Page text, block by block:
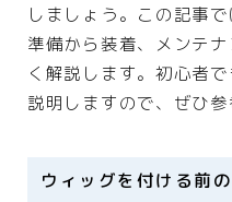
ポイントサービス・懸
インターネット接続
しましょう。この記事
準備から装着、メンテ
く解説します。初心者
説明しますので、ぜひ参
ウィッグを付ける前